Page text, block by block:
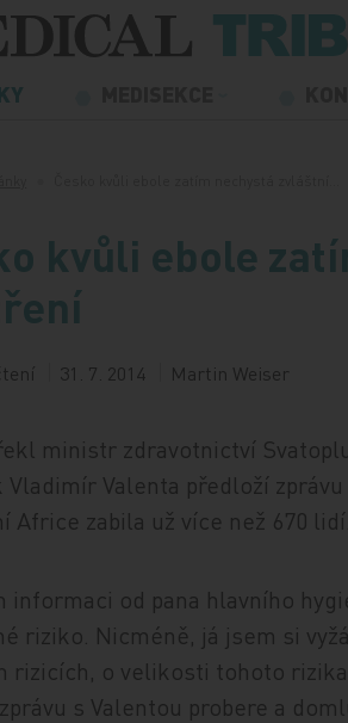
kvůli ebole
31. 7. 2014 Martin Weiser
ministr zdravotnictví
Vladimír Valenta předloží
Africe zabila už více než 670 lidí.
informaci od pana hlavního
riziko. Nicméně, já jsem si
rizicích, o velikosti tohoto
s Valentou probere a